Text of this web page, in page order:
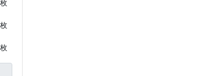
枚
枚
枚